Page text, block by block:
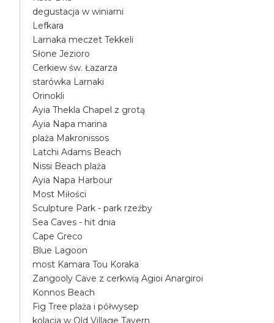
degustacja w winiarni
Lefkara
Larnaka meczet Tekkeli
Słone Jezioro
Cerkiew św. Łazarza
starówka Larnaki
Orinokli
Ayia Thekla Chapel z grotą
Ayia Napa marina
plaża Makronissos
Latchi Adams Beach
Nissi Beach plaża
Ayia Napa Harbour
Most Miłości
Sculpture Park - park rzeźby
Sea Caves - hit dnia
Cape Greco
Blue Lagoon
most Kamara Tou Koraka
Zangooly Cave z cerkwią Agioi Anargiroi
Konnos Beach
Fig Tree plaża i półwysep
kolacja w Old Village Tavern